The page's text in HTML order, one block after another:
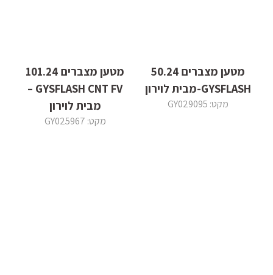
מטען מצברים 50.24
GYSFLASH-מבית לוירון
מקט: GY029095
מטען מצברים 101.24
GYSFLASH CNT FV –
מבית לוירון
מקט: GY025967